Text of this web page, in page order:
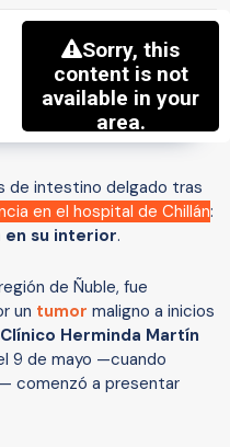
de intestino delgado tras
en el hospital de Chillán:
en su interior.
de Ñuble, fue
un tumor maligno a inicios
Herminda Martín
9 de mayo —cuando
comenzó a presentar